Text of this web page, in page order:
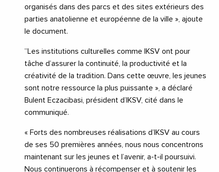
organisés dans des parcs et des sites extérieurs des
parties anatolienne et européenne de la ville », ajoute
le document.
”Les institutions culturelles comme IKSV ont pour
tâche d’assurer la continuité, la productivité et la
créativité de la tradition. Dans cette œuvre, les jeunes
sont notre ressource la plus puissante », a déclaré
Bulent Eczacibasi, président d’IKSV, cité dans le
communiqué.
« Forts des nombreuses réalisations d’IKSV au cours
de ses 50 premières années, nous nous concentrons
maintenant sur les jeunes et l’avenir, a-t-il poursuivi.
Nous continuerons à récompenser et à soutenir les